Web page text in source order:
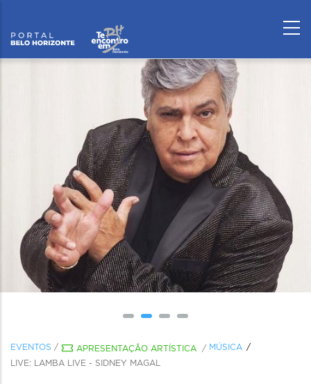
EVENTOS / APRESENTAÇÃO ARTÍSTICA / MÚSICA
LIVE: LAMBA LIVE - SIDNEY MAGAL